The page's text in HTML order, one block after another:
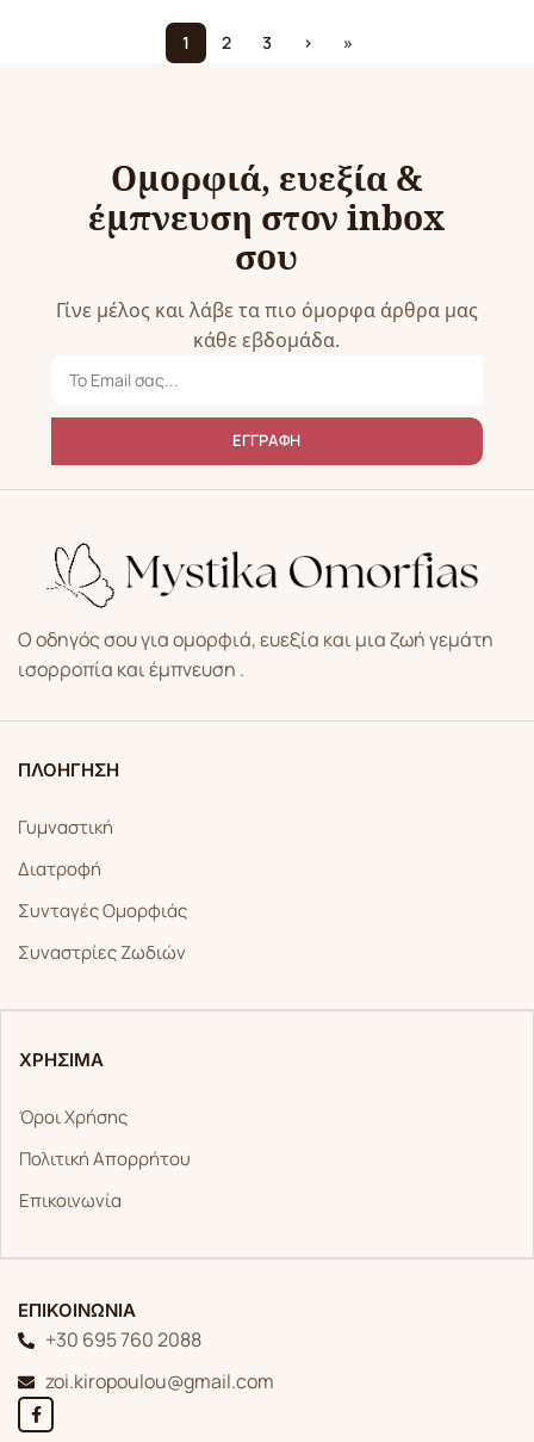
1 2 3 › »
Ομορφιά, ευεξία &
έμπνευση στον inbox
σου
Γίνε μέλος και λάβε τα πιο όμορφα άρθρα μας
κάθε εβδομάδα.
ΕΓΓΡΑΦΗ
Ο οδηγός σου για ομορφιά, ευεξία και μια ζωή γεμάτη
ισορροπία και έμπνευση .
ΠΛΟΗΓΗΣΗ
Γυμναστική
Διατροφή
Συνταγές Ομορφιάς
Συναστρίες Ζωδιών
ΧΡΗΣΙΜΑ
Όροι Χρήσης
Πολιτική Απορρήτου
Επικοινωνία
ΕΠΙΚΟΙΝΩΝΙΑ
+30 695 760 2088
zoi.kiropoulou@gmail.com